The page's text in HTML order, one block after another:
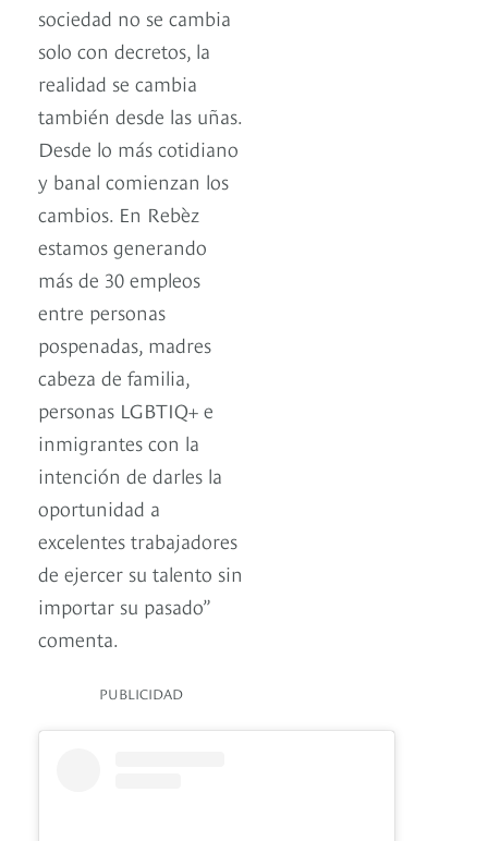
sociedad no se cambia
solo con decretos, la
realidad se cambia
también desde las uñas.
Desde lo más cotidiano
y banal comienzan los
cambios. En Rebèz
estamos generando
más de 30 empleos
entre personas
pospenadas, madres
cabeza de familia,
personas LGBTIQ+ e
inmigrantes con la
intención de darles la
oportunidad a
excelentes trabajadores
de ejercer su talento sin
importar su pasado”
comenta.
PUBLICIDAD